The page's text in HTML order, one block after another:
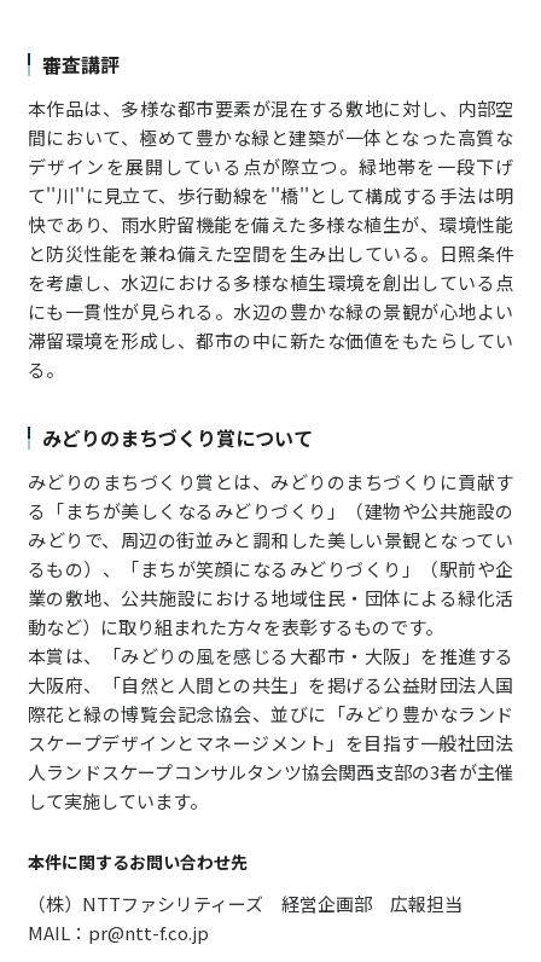
審査講評
本作品は、多様な都市要素が混在する敷地に対し、内部空
間において、極めて豊かな緑と建築が一体となった高質な
デザインを展開している点が際立つ。緑地帯を一段下げ
て''川''に見立て、歩行動線を''橋''として構成する手法は明
快であり、雨水貯留機能を備えた多様な植生が、環境性能
と防災性能を兼ね備えた空間を生み出している。日照条件
を考慮し、水辺における多様な植生環境を創出している点
にも一貫性が見られる。水辺の豊かな緑の景観が心地よい
滞留環境を形成し、都市の中に新たな価値をもたらしてい
る。
みどりのまちづくり賞について
みどりのまちづくり賞とは、みどりのまちづくりに貢献す
る「まちが美しくなるみどりづくり」（建物や公共施設の
みどりで、周辺の街並みと調和した美しい景観となってい
るもの）、「まちが笑顔になるみどりづくり」（駅前や企
業の敷地、公共施設における地域住民・団体による緑化活
動など）に取り組まれた方々を表彰するものです。
本賞は、「みどりの風を感じる大都市・大阪」を推進する
大阪府、「自然と人間との共生」を掲げる公益財団法人国
際花と緑の博覧会記念協会、並びに「みどり豊かなランド
スケープデザインとマネージメント」を目指す一般社団法
人ランドスケープコンサルタンツ協会関西支部の3者が主催
して実施しています。
本件に関するお問い合わせ先
（株）NTTファシリティーズ 経営企画部 広報担当
MAIL：pr@ntt-f.co.jp